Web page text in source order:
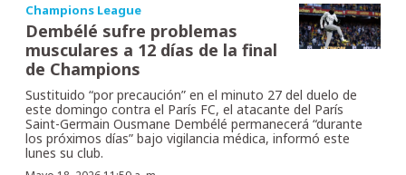
Champions League
Dembélé sufre problemas
musculares a 12 días de la final
de Champions
Sustituido “por precaución” en el minuto 27 del duelo de
este domingo contra el París FC, el atacante del París
Saint-Germain Ousmane Dembélé permanecerá “durante
los próximos días” bajo vigilancia médica, informó este
lunes su club.